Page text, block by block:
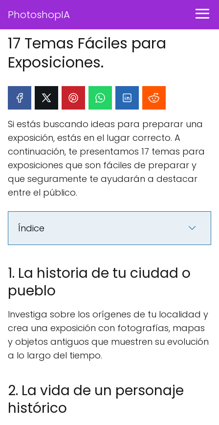
PhotoshopIA
17 Temas Fáciles para
Exposiciones.
Si estás buscando ideas para preparar una
exposición, estás en el lugar correcto. A
continuación, te presentamos 17 temas para
exposiciones que son fáciles de preparar y
que seguramente te ayudarán a destacar
entre el público.
Índice
1. La historia de tu ciudad o
pueblo
Investiga sobre los orígenes de tu localidad y
crea una exposición con fotografías, mapas
y objetos antiguos que muestren su evolución
a lo largo del tiempo.
2. La vida de un personaje
histórico